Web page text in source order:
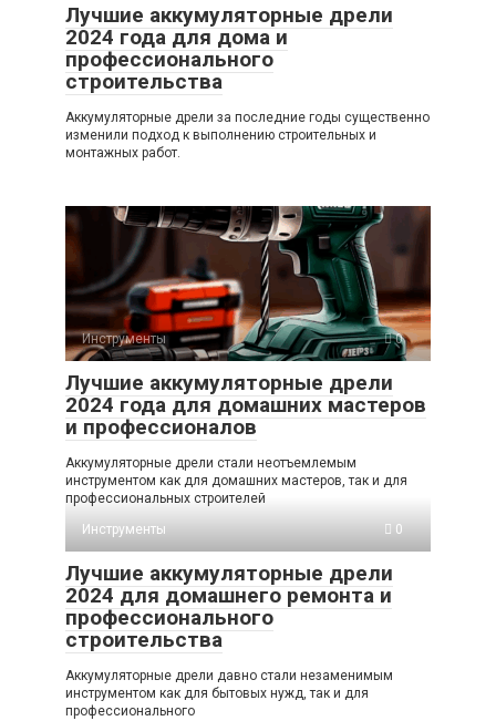
Лучшие аккумуляторные дрели
2024 года для дома и
профессионального
строительства
Аккумуляторные дрели за последние годы существенно
изменили подход к выполнению строительных и
монтажных работ.
Инструменты 0
Лучшие аккумуляторные дрели
2024 года для домашних мастеров
и профессионалов
Аккумуляторные дрели стали неотъемлемым
инструментом как для домашних мастеров, так и для
профессиональных строителей
Инструменты
0
Лучшие аккумуляторные дрели
2024 для домашнего ремонта и
профессионального
строительства
Аккумуляторные дрели давно стали незаменимым
инструментом как для бытовых нужд, так и для
профессионального